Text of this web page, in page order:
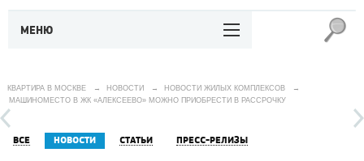
МЕНЮ
КВАРТИРА В МОСКВЕ → НОВОСТИ → НОВОСТИ ЖИЛЫХ КОМПЛЕКСОВ
→
МАШИНОМЕСТО В ЖК «АЛЕКСЕЕВО» МОЖНО ПРИОБРЕСТИ В РАССРОЧКУ
ВСЕ НОВОСТИ СТАТЬИ ПРЕСС-РЕЛИЗЫ